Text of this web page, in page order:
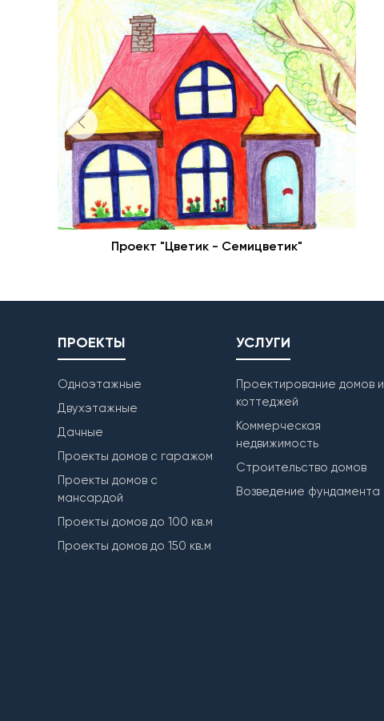
Проект "Цветик - Семицветик"
ПРОЕКТЫ
Одноэтажные
Двухэтажные
Дачные
Проекты домов с гаражом
Проекты домов с
мансардой
Проекты домов до 100 кв.м
Проекты домов до 150 кв.м
УСЛУГИ
Проектирование домов и
коттеджей
Коммерческая
недвижимость
Строительство домов
Возведение фундамента